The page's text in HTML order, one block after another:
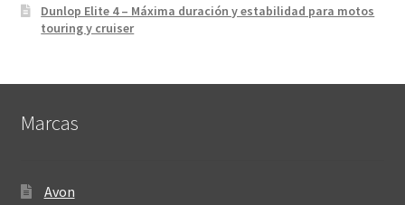
Dunlop Elite 4 – Máxima duración y estabilidad para motos
touring y cruiser
Marcas
Avon